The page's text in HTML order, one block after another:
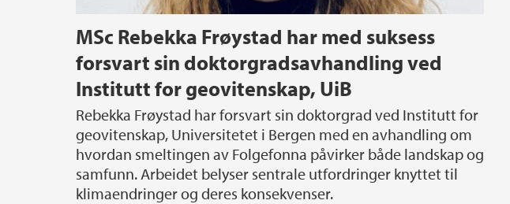
MSc Rebekka Frøystad har med suksess
forsvart sin doktorgradsavhandling ved
Institutt for geovitenskap, UiB
Rebekka Frøystad har forsvart sin doktorgrad ved Institutt for
geovitenskap, Universitetet i Bergen med en avhandling om
hvordan smeltingen av Folgefonna påvirker både landskap og
samfunn. Arbeidet belyser sentrale utfordringer knyttet til
klimaendringer og deres konsekvenser.